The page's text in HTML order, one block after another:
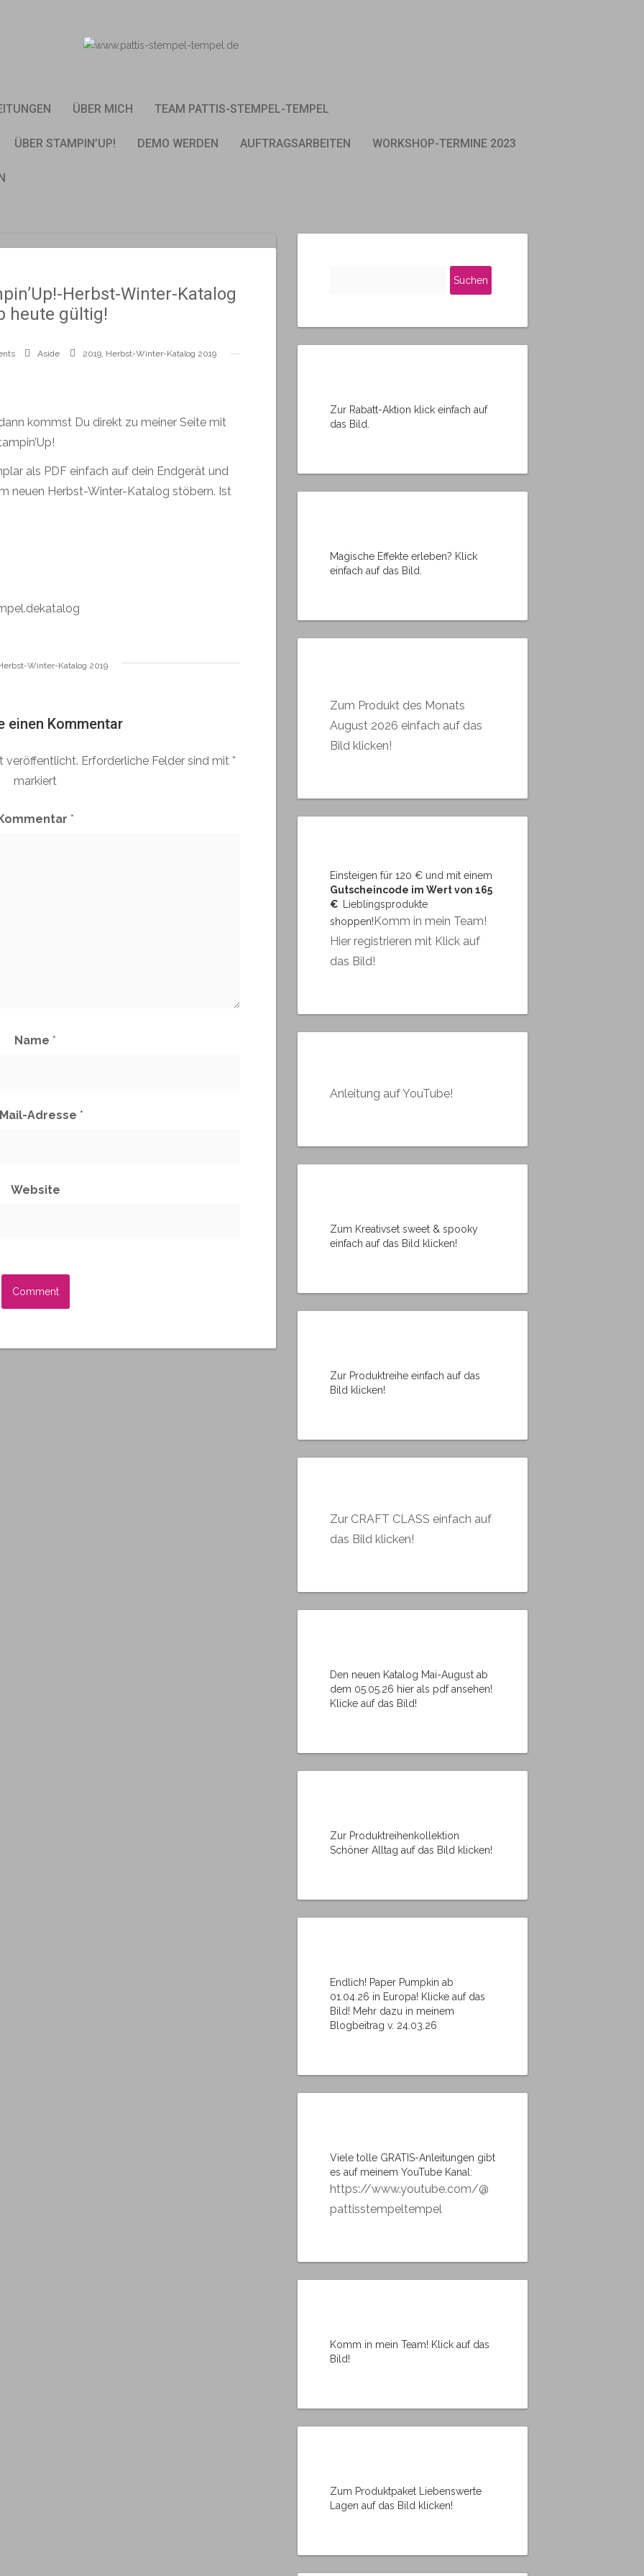
ÜBER MICH TEAM PATTIS-STEMPEL-TEMPEL
ÜBER STAMPIN’UP! DEMO WERDEN AUFTRAGSARBEITEN WORKSHOP-TERMINE 2023
Herbst-Winter-Katalog
heute gültig!
Aside 2019, Herbst-Winter-Katalog 2019
kommst Du direkt zu meiner Seite mit
als PDF einfach auf dein Endgerät und
neuen Herbst-Winter-Katalog stöbern. Ist
Winter-Katalog 2019
einen Kommentar
veröffentlicht. Erforderliche Felder sind mit *
markiert
*
Name *
Adresse *
Website
Zur Rabatt-Aktion klick einfach auf
das Bild.
Magische Effekte erleben? Klick
einfach auf das Bild.
Zum Produkt des Monats
August 2026 einfach auf das
Bild klicken!
Einsteigen für 120 € und mit einem
Gutscheincode im Wert von 165
€
Lieblingsprodukte
shoppen!Komm in mein Team!
Hier registrieren mit Klick auf
das Bild!
Anleitung auf YouTube!
Zum Kreativset sweet & spooky
einfach auf das Bild klicken!
Zur Produktreihe einfach auf das
Bild klicken!
Zur CRAFT CLASS einfach auf
das Bild klicken!
Den neuen Katalog Mai-August ab
dem 05.05.26 hier als pdf ansehen!
Klicke auf das Bild!
Zur Produktreihenkollektion
Schöner Alltag auf das Bild klicken!
Endlich! Paper Pumpkin ab
01.04.26 in Europa! Klicke auf das
Bild! Mehr dazu in meinem
Blogbeitrag v. 24.03.26
Viele tolle GRATIS-Anleitungen gibt
es auf meinem YouTube Kanal:
https://www.youtube.com/@
pattisstempeltempel
Komm in mein Team! Klick auf das
Bild!
Zum Produktpaket Liebenswerte
Lagen auf das Bild klicken!